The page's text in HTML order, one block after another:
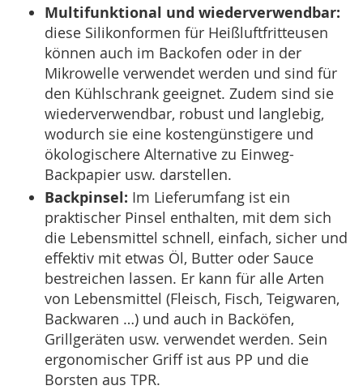
Multifunktional und wiederverwendbar:
diese Silikonformen für Heißluftfritteusen
können auch im Backofen oder in der
Mikrowelle verwendet werden und sind für
den Kühlschrank geeignet. Zudem sind sie
wiederverwendbar, robust und langlebig,
wodurch sie eine kostengünstigere und
ökologischere Alternative zu Einweg-
Backpapier usw. darstellen.
Backpinsel: Im Lieferumfang ist ein
praktischer Pinsel enthalten, mit dem sich
die Lebensmittel schnell, einfach, sicher und
effektiv mit etwas Öl, Butter oder Sauce
bestreichen lassen. Er kann für alle Arten
von Lebensmittel (Fleisch, Fisch, Teigwaren,
Backwaren …) und auch in Backöfen,
Grillgeräten usw. verwendet werden. Sein
ergonomischer Griff ist aus PP und die
Borsten aus TPR.